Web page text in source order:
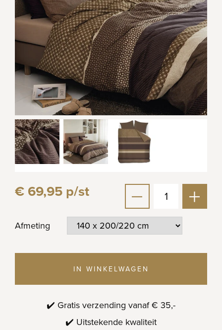
€ 69,95 p/st
Afmeting
IN WINKELWAGEN
✔️ Gratis verzending vanaf € 35,-
✔️ Uitstekende kwaliteit